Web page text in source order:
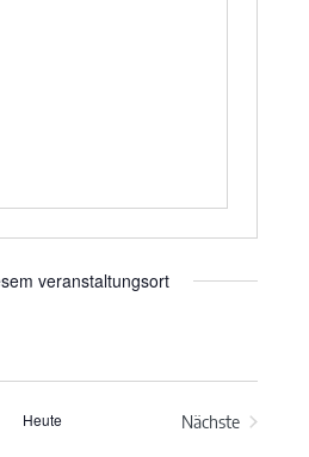
veranstaltungsort
Heute
Nächste